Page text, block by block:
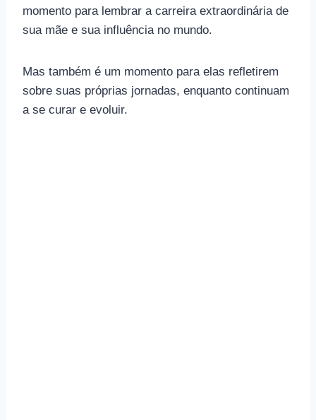
momento para lembrar a carreira extraordinária de
sua mãe e sua influência no mundo.
Mas também é um momento para elas refletirem
sobre suas próprias jornadas, enquanto continuam
a se curar e evoluir.